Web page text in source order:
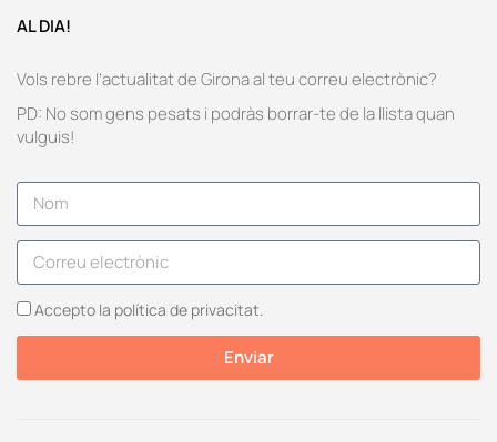
AL DIA!
Vols rebre l’actualitat de Girona al teu correu electrònic?
PD: No som gens pesats i podràs borrar-te de la llista quan
vulguis!
Accepto la política de privacitat.
Enviar